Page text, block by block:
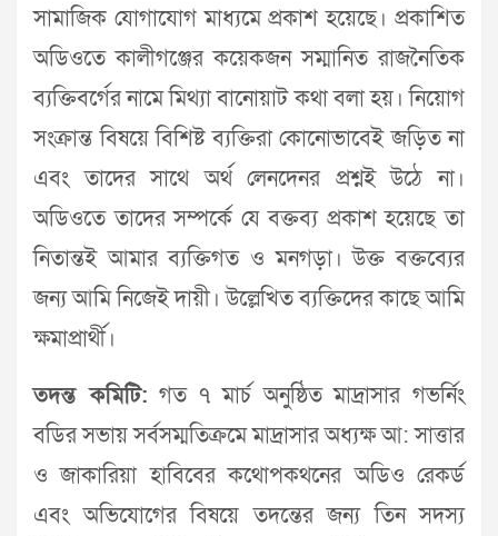
সামাজিক যোগাযোগ মাধ্যমে প্রকাশ হয়েছে। প্রকাশিত
অডিওতে কালীগঞ্জের কয়েকজন সম্মানিত রাজনৈতিক
ব্যক্তিবর্গের নামে মিথ্যা বানোয়াট কথা বলা হয়। নিয়োগ
সংক্রান্ত বিষয়ে বিশিষ্ট ব্যক্তিরা কোনোভাবেই জড়িত না
এবং তাদের সাথে অর্থ লেনদেনর প্রশ্নই উঠে না।
অডিওতে তাদের সম্পর্কে যে বক্তব্য প্রকাশ হয়েছে তা
নিতান্তই আমার ব্যক্তিগত ও মনগড়া। উক্ত বক্তব্যের
জন্য আমি নিজেই দায়ী। উল্লেখিত ব্যক্তিদের কাছে আমি
ক্ষমাপ্রার্থী।
তদন্ত কমিটি: গত ৭ মার্চ অনুষ্ঠিত মাদ্রাসার গভর্নিং
বডির সভায় সর্বসম্মতিক্রমে মাদ্রাসার অধ্যক্ষ আ: সাত্তার
ও জাকারিয়া হাবিবের কথোপকথনের অডিও রেকর্ড
এবং অভিযোগের বিষয়ে তদন্তের জন্য তিন সদস্য